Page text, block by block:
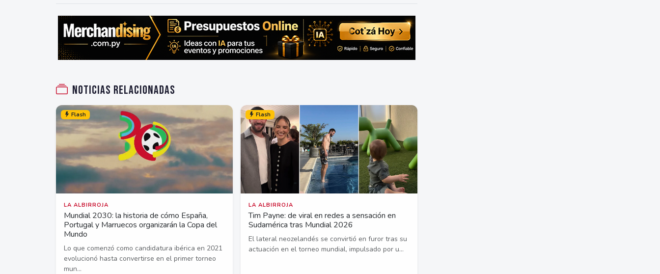
Noticias relacionadas
Flash
LA ALBIRROJA
Mundial 2030: la historia de cómo España,
Portugal y Marruecos organizarán la Copa del
Mundo
Lo que comenzó como candidatura ibérica en 2021
evolucionó hasta convertirse en el primer torneo
mun...
Flash
LA ALBIRROJA
Tim Payne: de viral en redes a sensación en
Sudamérica tras Mundial 2026
El lateral neozelandés se convirtió en furor tras su
actuación en el torneo mundial, impulsado por u...